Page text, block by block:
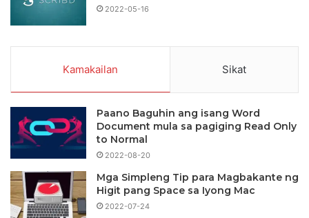
2022-05-16
Kamakailan Sikat
Paano Baguhin ang isang Word
Document mula sa pagiging Read Only
to Normal
2022-08-20
Mga Simpleng Tip para Magbakante ng
Higit pang Space sa Iyong Mac
2022-07-24